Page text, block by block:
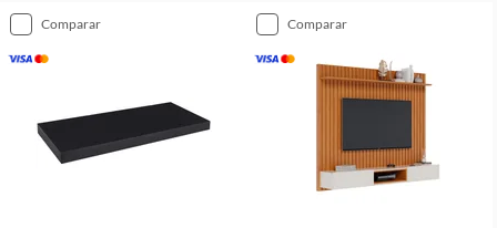
comparar comparar